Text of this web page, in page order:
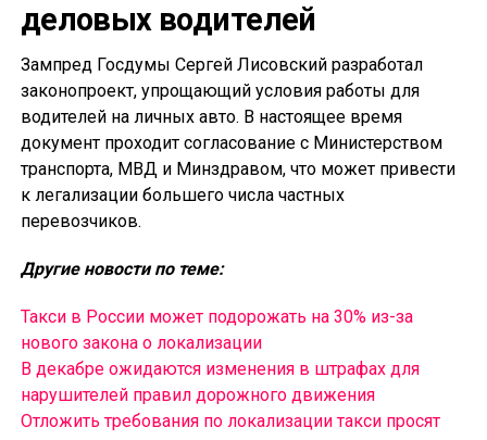
деловых водителей
Зампред Госдумы Сергей Лисовский разработал
законопроект, упрощающий условия работы для
водителей на личных авто. В настоящее время
документ проходит согласование с Министерством
транспорта, МВД и Минздравом, что может привести
к легализации большего числа частных
перевозчиков.
Другие новости по теме:
Такси в России может подорожать на 30% из-за
нового закона о локализации
В декабре ожидаются изменения в штрафах для
нарушителей правил дорожного движения
Отложить требования по локализации такси просят